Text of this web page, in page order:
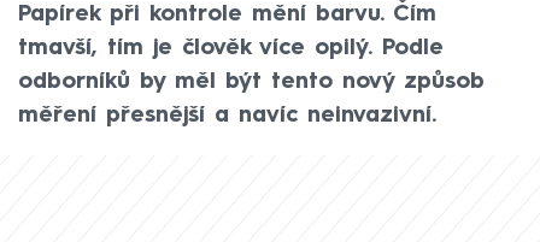
Papírek při kontrole mění barvu. Čím
tmavší, tím je člověk více opilý. Podle
odborníků by měl být tento nový způsob
měření přesnější a navíc neinvazivní.